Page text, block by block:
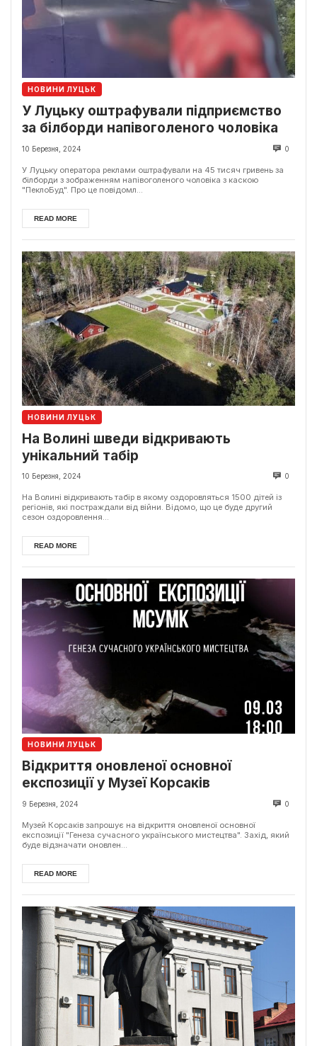
НОВИНИ ЛУЦЬК
У Луцьку оштрафували підприємство
за білборди напівоголеного чоловіка
10 Березня, 2024 0
У Луцьку оператора реклами оштрафували на 45 тисяч гривень за
білборди з зображенням напівоголеного чоловіка з каскою
"ПеклоБуд". Про це повідомл...
READ MORE
НОВИНИ ЛУЦЬК
На Волині шведи відкривають
унікальний табір
10 Березня, 2024 0
На Волині відкривають табір в якому оздоровляться 1500 дітей із
регіонів, які постраждали від війни. Відомо, що це буде другий
сезон оздоровлення...
READ MORE
НОВИНИ ЛУЦЬК
Відкриття оновленої основної
експозиції у Музеї Корсаків
9 Березня, 2024 0
Музей Корсаків запрошує на відкриття оновленої основної
експозиції "Генеза сучасного українського мистецтва". Захід, який
буде відзначати оновлен...
READ MORE